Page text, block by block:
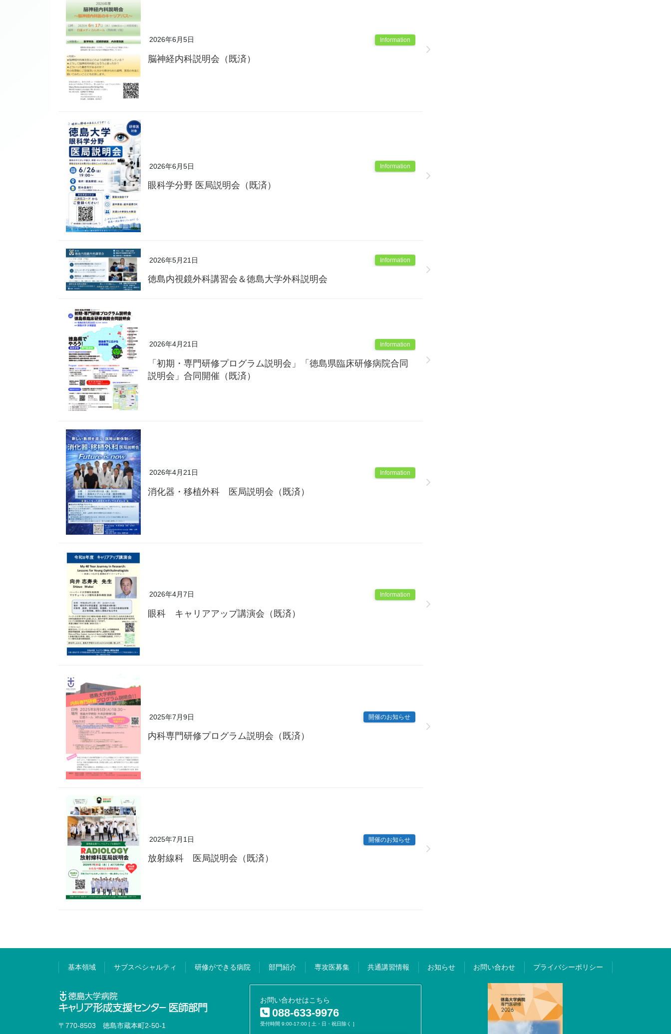
2026年6月5日 Information
脳神経内科説明会（既済）
2026年6月5日 Information
眼科学分野 医局説明会（既済）
2026年5月21日 Information
徳島内視鏡外科講習会＆徳島大学外科説明会
2026年4月21日 Information
「初期・専門研修プログラム説明会」「徳島県臨床研修病院合同
説明会」合同開催（既済）
2026年4月21日 Information
消化器・移植外科 医局説明会（既済）
2026年4月7日 Information
眼科 キャリアアップ講演会（既済）
2025年7月9日 開催のお知らせ
内科専門研修プログラム説明会（既済）
2025年7月1日 開催のお知らせ
放射線科 医局説明会（既済）
基本領域 サブスペシャルティ 研修ができる病院 部門紹介 専攻医募集 共通講習情報 お知らせ お問い合わせ プライバシーポリシー
〒770-8503 徳島市蔵本町2-50-1
お問い合わせはこちら
088-633-9976
受付時間 9:00-17:00 [ 土・日・祝日除く ]